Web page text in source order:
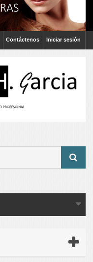
Iniciar sesión
Contáctenos